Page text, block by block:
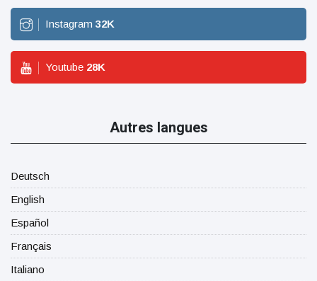
Instagram 32K
Youtube 28K
Autres langues
Deutsch
English
Español
Français
Italiano